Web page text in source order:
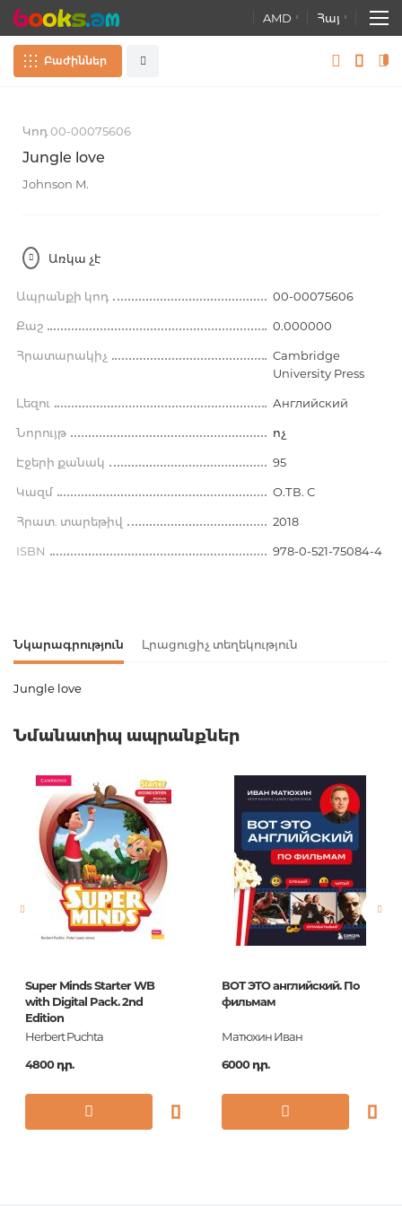
AMD Հայ
Բաժիններ
Գրքեր
Պաստառներ
перейти
галереям
изображений
Կոդ 00-00075606
Jungle love
Johnson M.
Առկա չէ
Ապրանքի կոդ 00-00075606
Քաշ 0.000000
Հրատարակիչ
Cambridge
University Press
Լեզու Английский
Նորույթ ոչ
Էջերի քանակ 95
Կազմ O.ТВ. С
Հրատ. տարեթիվ 2018
ISBN 978-0-521-75084-4
Նկարագրություն Լրացուցիչ տեղեկություն
Jungle love
Քաշ
University Press
Լեզու Английский
Նորույթ ոչ
Էջերի քանակ 95
O.ТВ. С
ISBN 978-0-521-75084-4
Նմանատիպ ապրանքներ
Super Minds Starter WB
with Digital Pack. 2nd
Edition
Herbert Puchta
4800 դր.
ВОТ ЭТО английский. По
фильмам
Матюхин Иван
6000 դր.